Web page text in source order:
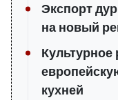
Экспорт
на новый
Культурное
кухней